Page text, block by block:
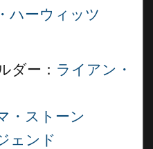
ハーウィッツ
ダー： ライアン・
・ストーン
ェンド